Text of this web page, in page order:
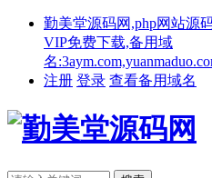
勤美堂源码网,php网站源
VIP免费下载,备用域
名
注册 登录 查看备用域名